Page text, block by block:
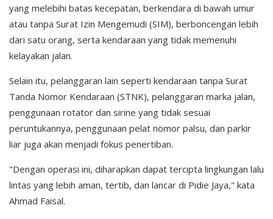
yang melebihi batas kecepatan, berkendara di bawah umur
atau tanpa Surat Izin Mengemudi (SIM), berboncengan lebih
dari satu orang, serta kendaraan yang tidak memenuhi
kelayakan jalan.
Selain itu, pelanggaran lain seperti kendaraan tanpa Surat
Tanda Nomor Kendaraan (STNK), pelanggaran marka jalan,
penggunaan rotator dan sirine yang tidak sesuai
peruntukannya, penggunaan pelat nomor palsu, dan parkir
liar juga akan menjadi fokus penertiban.
"Dengan operasi ini, diharapkan dapat tercipta lingkungan lalu
lintas yang lebih aman, tertib, dan lancar di Pidie Jaya," kata
Ahmad Faisal.